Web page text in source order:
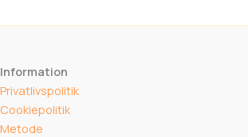
Information
Privatlivspolitik
Cookiepolitik
Metode